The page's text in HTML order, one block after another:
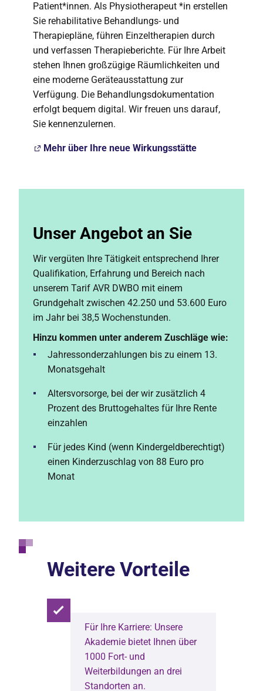
Patient*innen. Als Physiotherapeut *in erstellen
Sie rehabilitative Behandlungs- und
Therapiepläne, führen Einzeltherapien durch
und verfassen Therapieberichte. Für Ihre Arbeit
stehen Ihnen großzügige Räumlichkeiten und
eine moderne Geräteausstattung zur
Verfügung. Die Behandlungsdokumentation
erfolgt bequem digital. Wir freuen uns darauf,
Sie kennenzulernen.
Mehr über Ihre neue Wirkungsstätte
Unser Angebot an Sie
Wir vergüten Ihre Tätigkeit entsprechend Ihrer
Qualifikation, Erfahrung und Bereich nach
unserem Tarif AVR DWBO mit einem
Grundgehalt zwischen 42.250 und 53.600 Euro
im Jahr bei 38,5 Wochenstunden.
Hinzu kommen unter anderem Zuschläge wie:
Jahressonderzahlungen bis zu einem 13.
Monatsgehalt
Altersvorsorge, bei der wir zusätzlich 4
Prozent des Bruttogehaltes für Ihre Rente
einzahlen
Für jedes Kind (wenn Kindergeldberechtigt)
einen Kinderzuschlag von 88 Euro pro
Monat
Weitere Vorteile
Für Ihre Karriere: Unsere
Akademie bietet Ihnen über
1000 Fort- und
Weiterbildungen an drei
Standorten an.